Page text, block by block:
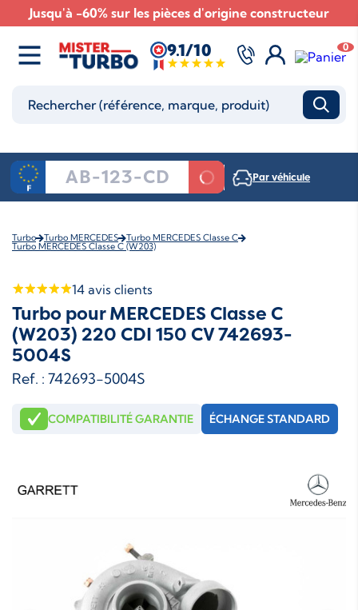
Jusqu'à -60% sur les pièces d'origine constructeur
9.1/10 0
Par véhicule
Turbo Turbo MERCEDES Turbo MERCEDES Classe C
Turbo MERCEDES Classe C (W203)
14 avis clients
Turbo pour MERCEDES Classe C
(W203) 220 CDI 150 CV 742693-
5004S
Ref. : 742693-5004S
COMPATIBILITÉ GARANTIE ÉCHANGE STANDARD